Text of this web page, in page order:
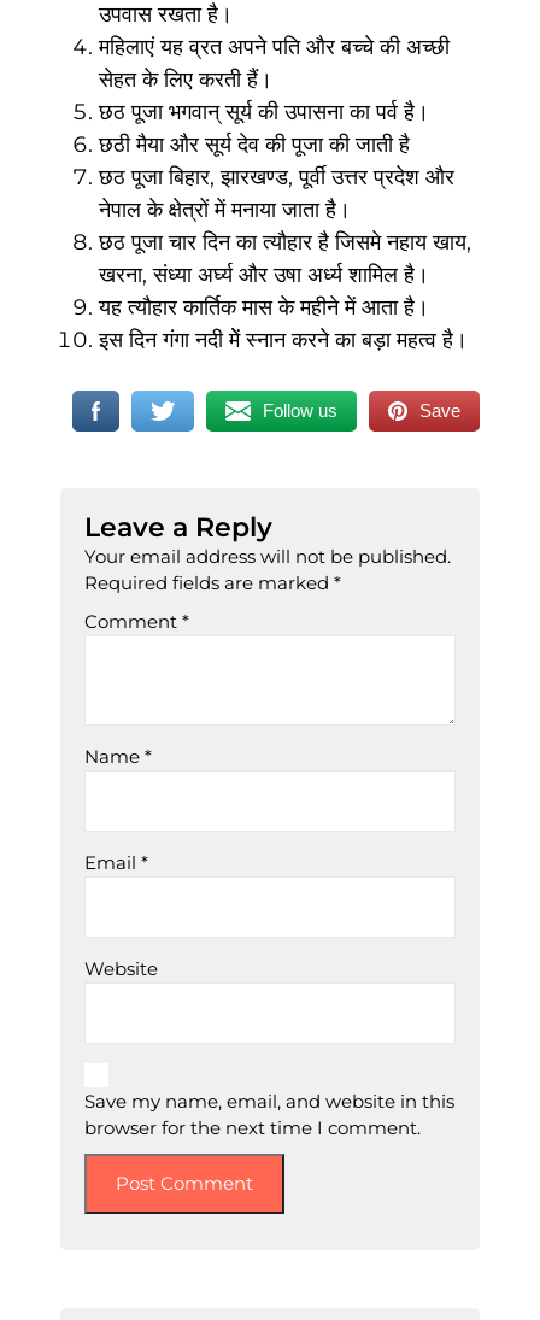
उपवास रखता है।
महिलाएं यह व्रत अपने पति और बच्चे की अच्छी
सेहत के लिए करती हैं।
छठ पूजा भगवान् सूर्य की उपासना का पर्व है।
छठी मैया और सूर्य देव की पूजा की जाती है
छठ पूजा बिहार, झारखण्ड, पूर्वी उत्तर प्रदेश और
नेपाल के क्षेत्रों में मनाया जाता है।
छठ पूजा चार दिन का त्यौहार है जिसमे नहाय खाय,
खरना, संध्या अर्घ्य और उषा अर्ध्य शामिल है।
यह त्यौहार कार्तिक मास के महीने में आता है।
इस दिन गंगा नदी मेें स्नान करने का बड़ा महत्व है।
Follow us Save
Leave a Reply
Your email address will not be published.
Required fields are marked *
Comment *
Name *
Email *
Website
Save my name, email, and website in this
browser for the next time I comment.